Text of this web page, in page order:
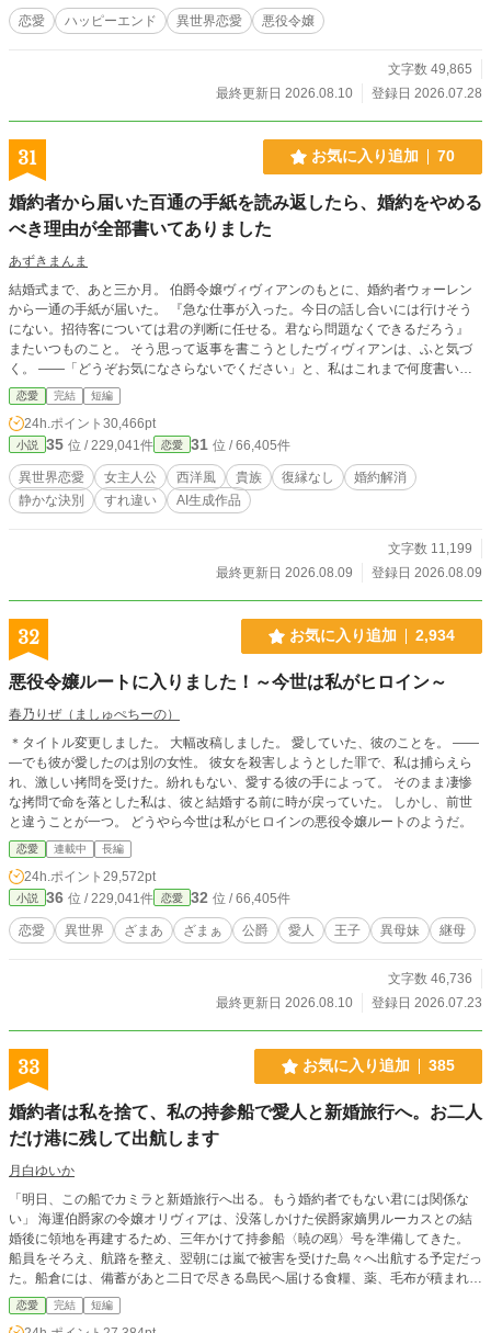
うとしない皇太子が織りなす、すれ違いラブストーリー。 ----- いつも応援あり
がとうございます。 執筆に集中するため、現在一時的にコメント欄を閉じさせ
恋愛 ハッピーエンド 異世界恋愛 悪役令嬢
文字数 49,865
最終更新日 2026.08.10
登録日 2026.07.28
31 お気に入り追加 70
婚約者から届いた百通の手紙を読み返したら、婚約をやめる
べき理由が全部書いてありました
あずきまんま
結婚式まで、あと三か月。 伯爵令嬢ヴィヴィアンのもとに、婚約者ウォーレン
から一通の手紙が届いた。 『急な仕事が入った。今日の話し合いには行けそう
にない。招待客については君の判断に任せる。君なら問題なくできるだろう』
またいつものこと。 そう思って返事を書こうとしたヴィヴィアンは、ふと気づ
く。 ――「どうぞお気になさらないでください」と、私はこれまで何度書いた
のだろう。 気になったヴィヴィアンは、七年間大切に保管してきたウォーレン
からの手紙を読み返すことにした。 最初の手紙には「会いたい」と書かれてい
た。 やがてそれは「君なら待っていてくれるよね」に変わり、「君ならでき
る」「婚約者なら察してほしい」と変わっていく。 一通ずつ読んでいた頃には
気づかなかった。 けれど百通を並べれば、そこには二人の七年間がはっきりと
残されていた。 愛されていると思っていた。 信頼されていると思っていた。 必
要とされていることが嬉しかった。 では――私は、いつから彼にとって「何を
に、一人の令嬢が七年間の恋と向き合い、自分自身のための答えを選ぶ物語。
恋愛 完結 短編
24h.ポイント 30,466pt
小説 35 位 / 229,041件 恋愛 31 位 / 66,405件
異世界恋愛 女主人公 西洋風 貴族 復縁なし
婚約解消
静かな決別
すれ違い AI生成作品
文字数 11,199
最終更新日 2026.08.09
登録日 2026.08.09
32 お気に入り追加 2,934
悪役令嬢ルートに入りました！～今世は私がヒロイン～
春乃りぜ（ましゅぺちーの）
＊タイトル変更しました。 大幅改稿しました。 愛していた、彼のことを。 ――
―でも彼が愛したのは別の女性。 彼女を殺害しようとした罪で、私は捕らえら
れ、激しい拷問を受けた。紛れもない、愛する彼の手によって。 そのまま凄惨
な拷問で命を落とした私は、彼と結婚する前に時が戻っていた。 しかし、前世
と違うことが一つ。 どうやら今世は私がヒロインの悪役令嬢ルートのようだ。
恋愛 連載中 長編
24h.ポイント 29,572pt
小説 36 位 / 229,041件 恋愛 32 位 / 66,405件
恋愛 異世界 ざまあ ざまぁ 公爵 愛人 王子 異母妹 継母
文字数 46,736
最終更新日 2026.08.10
登録日 2026.07.23
33 お気に入り追加 385
婚約者は私を捨て、私の持参船で愛人と新婚旅行へ。お二人
だけ港に残して出航します
月白ゆいか
「明日、この船でカミラと新婚旅行へ出る。もう婚約者でもない君には関係な
い」 海運伯爵家の令嬢オリヴィアは、没落しかけた侯爵家嫡男ルーカスとの結
婚後に領地を再建するため、三年かけて持参船〈暁の鴎〉号を準備してきた。
船員をそろえ、航路を整え、翌朝には嵐で被害を受けた島々へ出航する予定だっ
た。船倉には、備蓄があと二日で尽きる島民へ届ける食糧、薬、毛布が積まれて
いる。 ところが出航前日、港へ着いたオリヴィアが見たのは、船から降ろされ
る救援物資と、代わりに積み込まれる衣装箱、酒樽、鏡台、長椅子だった。 船
恋愛 完結 短編